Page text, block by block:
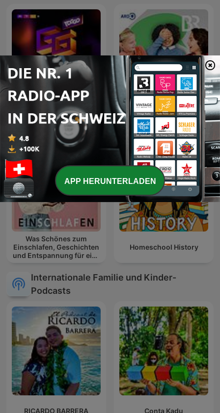
TOGGO GG - der Podcast
Quatsch & Weisheit:
Kinder reden. Über die
Welt. Und überhaupt
Was Schönes zum
Einschlafen, Geschichten
und Entspannung für eine
Homeschool History
Internationale Familie und Kinder-
Podcasts
RICARDO BARRERA Conta Kadu
APP HERUNTERLADEN